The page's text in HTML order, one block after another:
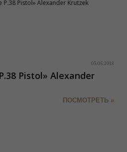
03.05.2018
Pistol» Alexander
ПОСМОТРЕТЬ »